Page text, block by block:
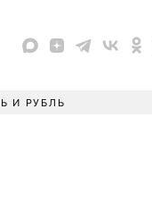
И РУБЛЬ